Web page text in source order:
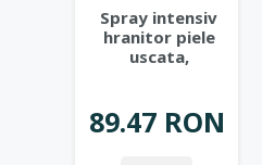
Spray intensiv
hranitor piele
uscata,
89.47 RON